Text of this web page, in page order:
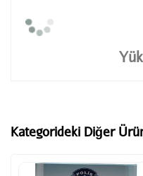
Kategorideki Diğer